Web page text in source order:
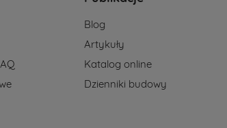
Blog
Artykuły
Katalog online
Dzienniki budowy